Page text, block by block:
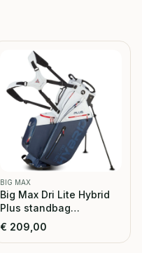
BIG MAX
Big Max Dri Lite Hybrid
Plus standbag
wit/marine
€ 209,00